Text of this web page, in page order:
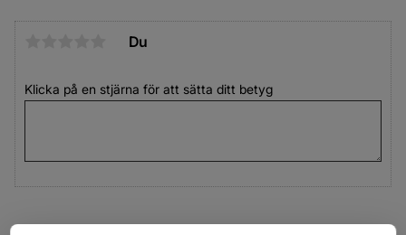
Du
Klicka på en stjärna för att sätta ditt betyg